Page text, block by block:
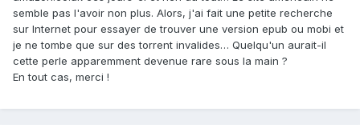
semble pas l'avoir non plus. Alors, j'ai fait une petite recherche
sur Internet pour essayer de trouver une version epub ou mobi et
je ne tombe que sur des torrent invalides… Quelqu'un aurait-il
cette perle apparemment devenue rare sous la main ?
En tout cas, merci !